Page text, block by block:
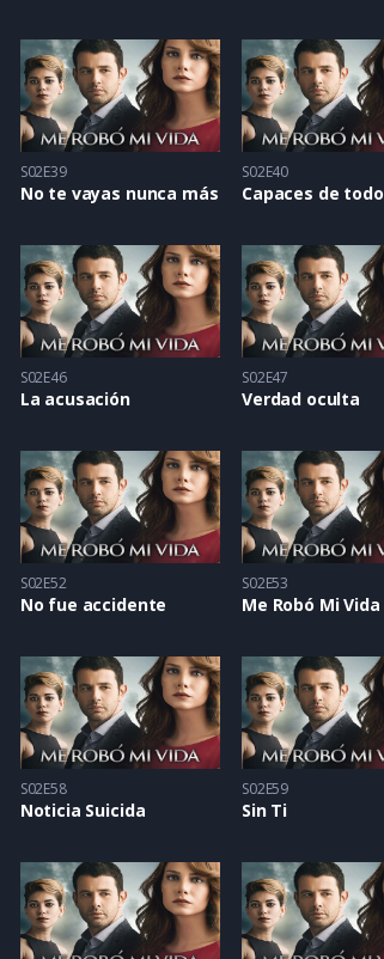
S02E39
No te vayas nunca más
S02E40
Capaces de todo
S02E46
La acusación
S02E47
Verdad oculta
S02E52
No fue accidente
S02E53
Me Robó Mi Vida
S02E58
Noticia Suicida
S02E59
Sin Ti